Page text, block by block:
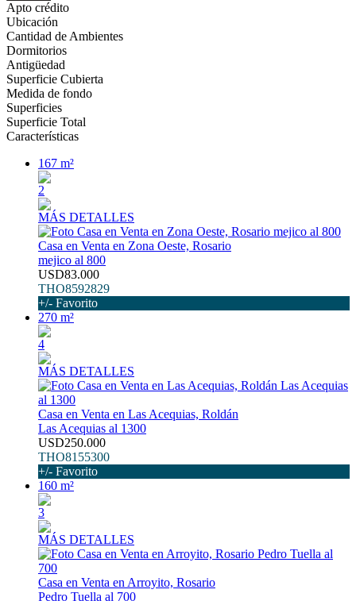
Apto crédito
Ubicación
Cantidad de Ambientes
Dormitorios
Antigüedad
Superficie Cubierta
Medida de fondo
Superficies
Superficie Total
Características
167 m²
2
MÁS DETALLES
Casa en Venta en Zona Oeste, Rosario
mejico al 800
USD83.000
THO8592829
+/- Favorito
270 m²
4
MÁS DETALLES
Casa en Venta en Las Acequias, Roldán
Las Acequias al 1300
USD250.000
THO8155300
+/- Favorito
160 m²
3
MÁS DETALLES
Casa en Venta en Arroyito, Rosario
Pedro Tuella al 700